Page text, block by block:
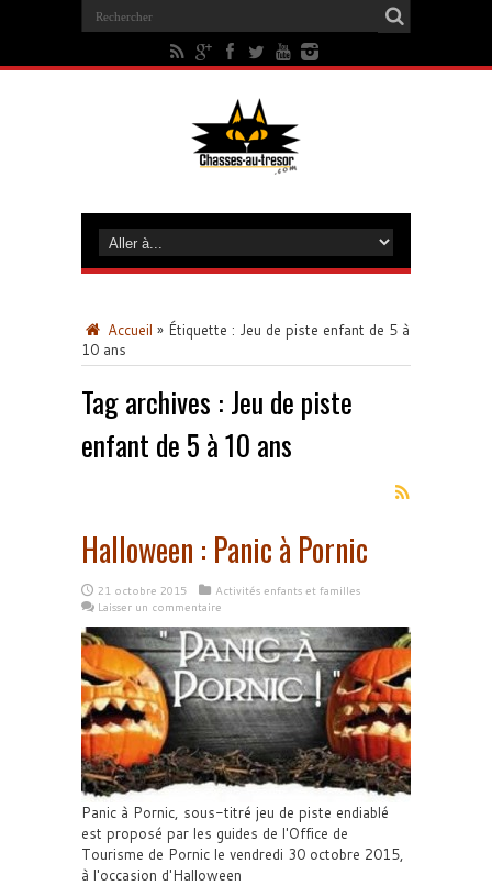
Accueil » Étiquette : Jeu de piste enfant de 5 à
10 ans
Tag archives : Jeu de piste
enfant de 5 à 10 ans
Halloween : Panic à Pornic
21 octobre 2015
Activités enfants et familles
Laisser un commentaire
Panic à Pornic, sous-titré jeu de piste endiablé
est proposé par les guides de l'Office de
Tourisme de Pornic le vendredi 30 octobre 2015,
à l'occasion d'Halloween